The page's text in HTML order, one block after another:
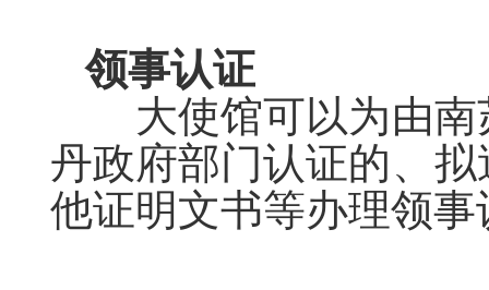
领事认证
大使馆可以为由南
丹政府部门认证的、
他证明文书等办理领事